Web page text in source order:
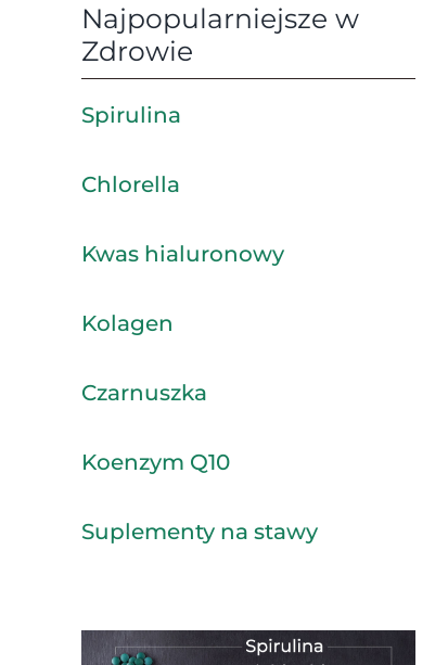
Najpopularniejsze w
Zdrowie
Spirulina
Chlorella
Kwas hialuronowy
Kolagen
Czarnuszka
Koenzym Q10
Suplementy na stawy